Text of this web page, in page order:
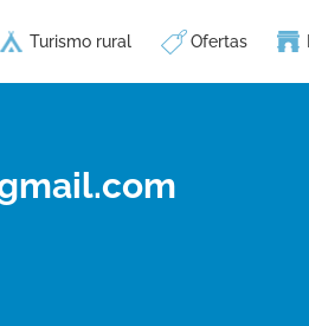
Turismo rural Ofertas